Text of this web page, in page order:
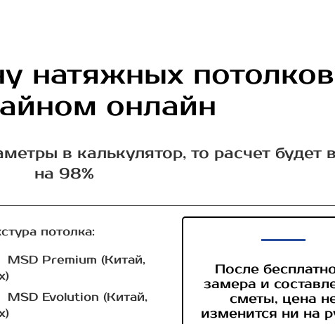
натяжных
онлайн
в калькулятор, то расчет будет
на 98%
потолка:
MSD Premium (Китай,
MSD Evolution (Китай,
После
замера и
сметы, цена
изменится ни на